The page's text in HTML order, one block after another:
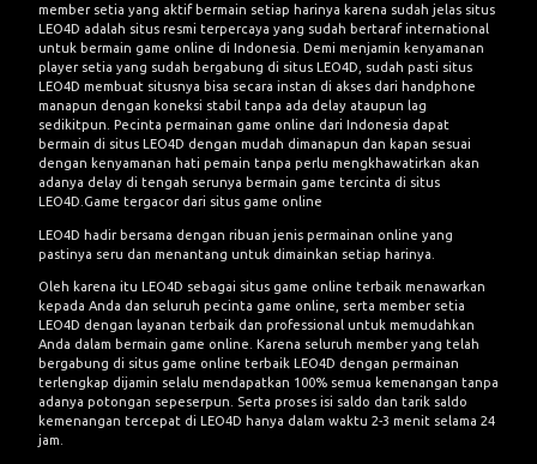
member setia yang aktif bermain setiap harinya karena sudah jelas situs
LEO4D adalah situs resmi terpercaya yang sudah bertaraf international
untuk bermain game online di Indonesia. Demi menjamin kenyamanan
player setia yang sudah bergabung di situs LEO4D, sudah pasti situs
LEO4D membuat situsnya bisa secara instan di akses dari handphone
manapun dengan koneksi stabil tanpa ada delay ataupun lag
sedikitpun. Pecinta permainan game online dari Indonesia dapat
bermain di situs LEO4D dengan mudah dimanapun dan kapan sesuai
dengan kenyamanan hati pemain tanpa perlu mengkhawatirkan akan
adanya delay di tengah serunya bermain game tercinta di situs
LEO4D.Game tergacor dari situs game online
LEO4D hadir bersama dengan ribuan jenis permainan online yang
pastinya seru dan menantang untuk dimainkan setiap harinya.
Oleh karena itu LEO4D sebagai situs game online terbaik menawarkan
kepada Anda dan seluruh pecinta game online, serta member setia
LEO4D dengan layanan terbaik dan professional untuk memudahkan
Anda dalam bermain game online. Karena seluruh member yang telah
bergabung di situs game online terbaik LEO4D dengan permainan
terlengkap dijamin selalu mendapatkan 100% semua kemenangan tanpa
adanya potongan sepeserpun. Serta proses isi saldo dan tarik saldo
kemenangan tercepat di LEO4D hanya dalam waktu 2-3 menit selama 24
jam.